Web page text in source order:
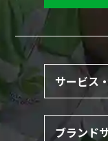
サービス
ブランド